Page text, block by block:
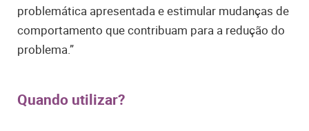
problemática apresentada e estimular mudanças de
comportamento que contribuam para a redução do
problema.”
Quando utilizar?